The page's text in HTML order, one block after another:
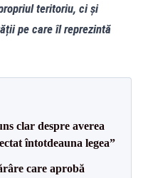
teritoriu, ci și
pe care îl reprezintă
clar despre averea
întotdeauna legea”
care aprobă